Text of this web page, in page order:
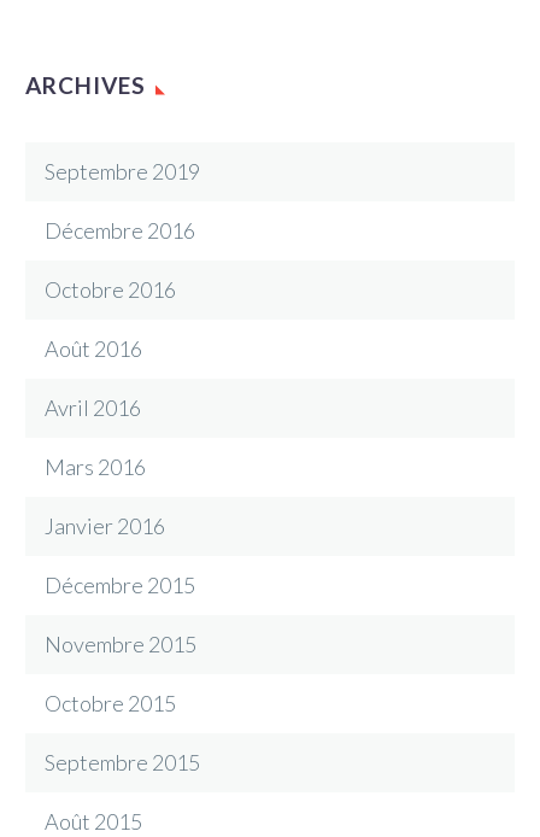
ARCHIVES
Septembre 2019
Décembre 2016
Octobre 2016
Août 2016
Avril 2016
Mars 2016
Janvier 2016
Décembre 2015
Novembre 2015
Octobre 2015
Septembre 2015
Août 2015